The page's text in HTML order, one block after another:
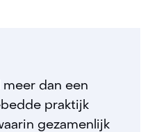
meer dan een
praktijk
gezamenlijk